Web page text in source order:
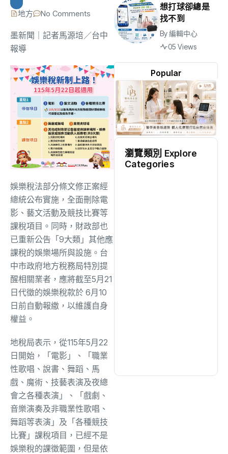
地方 No Comments
墨新聞 ｜記者馬源培／台中
報導
娛樂稅法部分條文修正案經
總統公布實施，全面刪除電
影、藝文活動及競技比賽等
課稅項目。同時，財政部也
已重新公告「9大類」其他應
課稅的娛樂場所與設施。台
中市政府地方稅務局特別提
醒相關業者，應將截至5月21
日代徵的娛樂稅款於 6月10
日前自動報繳，以維護自身
權益。
地稅局表示，從115年5月22
日開始，「電影」、「職業
性歌唱、說書、舞蹈、馬
戲、魔術、技藝表演及夜總
會之各種表演」、「戲劇、
音樂演奏及非職業性歌唱、
舞蹈等表演」及「各種競技
比賽」課稅項目，已經不是
娛樂稅的課徵範圍，但是依
Popular
想打球卻總是
找不到
By編輯中心
05 Views
瀏覽類別 Explore
Categories